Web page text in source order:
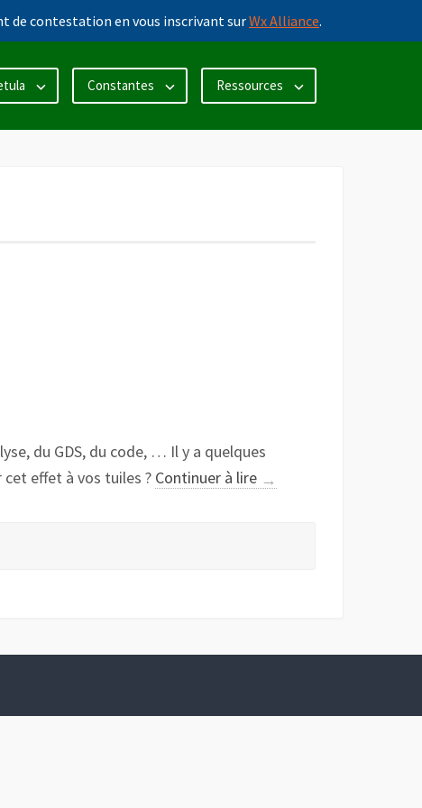
de contestation en vous inscrivant surWx Alliance.
Constantes Ressources
du GDS, du code, … Il y a quelques
effet à vos tuiles ? Continuer à lire
« Animation
→